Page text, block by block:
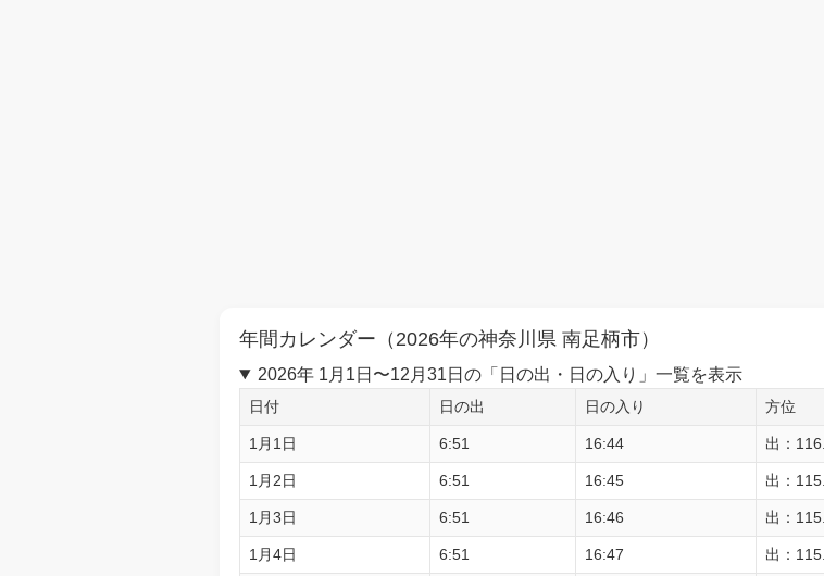
年間カレンダー（2026年の神奈川県 南足柄市）
2026年 1月1日〜12月31日の「日の出・日の入り」一覧を表示
日付 日の出 日の入り 方位
1月1日 6:51 16:44 出：
1月2日 6:51 16:45 出：
1月3日 6:51 16:46 出：
1月4日 6:51 16:47 出：